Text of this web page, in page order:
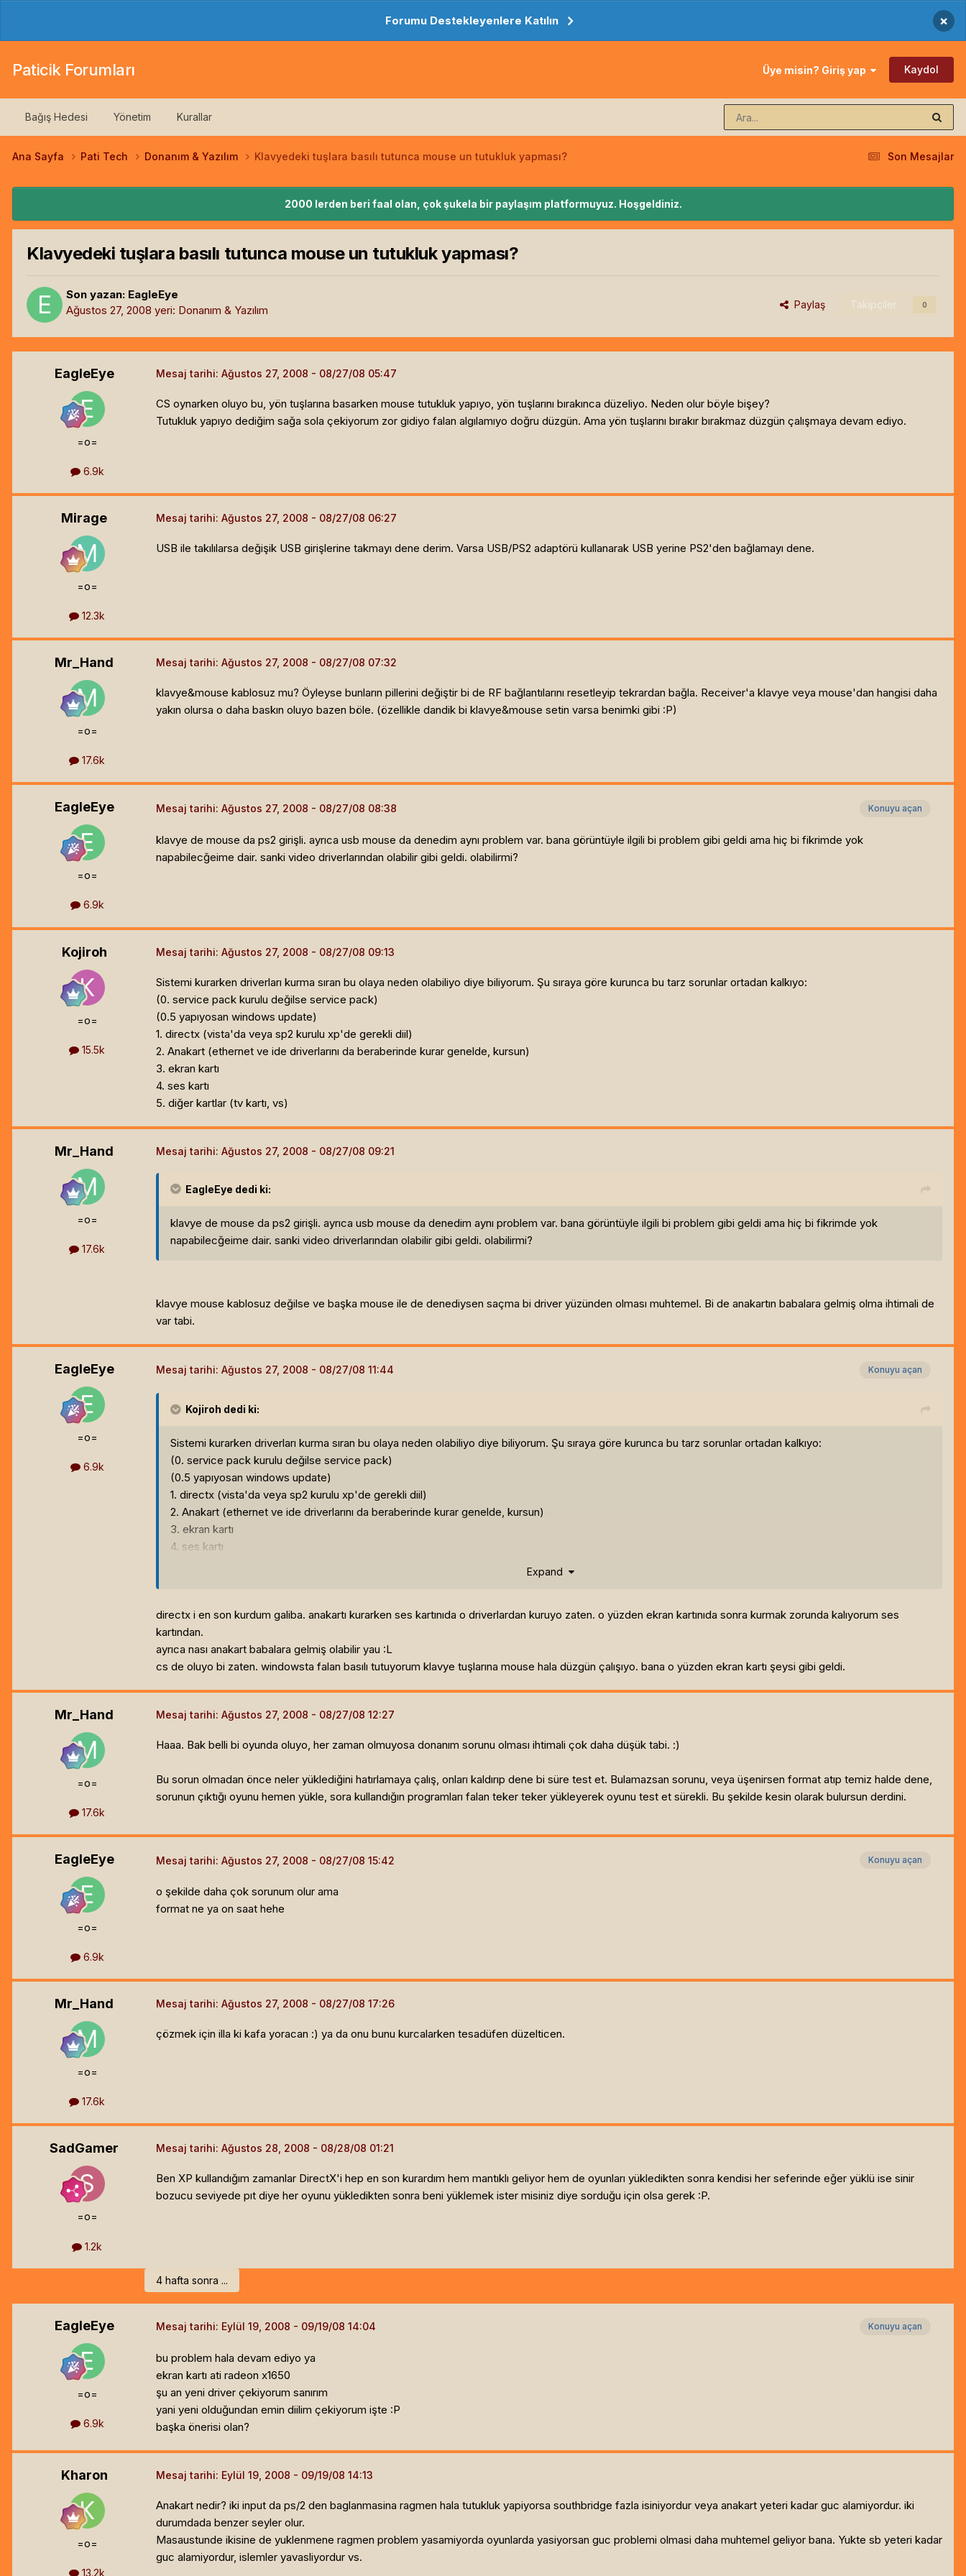
Forumu Destekleyenlere Katılın ×
Paticik Forumları Üye misin? Giriş yap Kaydol
Bağış Hedesi Yönetim Kurallar
Son Mesajlar
Ana Sayfa Pati Tech Donanım & Yazılım Klavyedeki tuşlara basılı tutunca mouse un tutukluk yapması?
2000 lerden beri faal olan, çok şukela bir paylaşım platformuyuz. Hoşgeldiniz.
Klavyedeki tuşlara basılı tutunca mouse un tutukluk yapması?
Son yazan: EagleEye
Ağustos 27, 2008 yeri: Donanım & Yazılım Paylaş Takipçiler 0
EagleEye
=o=
6.9k
Mesaj tarihi: Ağustos 27, 2008
CS oynarken oluyo bu, yön tuşlarına basarken mouse tutukluk yapıyo, yön tuşlarını bırakınca düzeliyo. Neden olur böyle bişey?
Tutukluk yapıyo dediğim sağa sola çekiyorum zor gidiyo falan algılamıyo doğru düzgün. Ama yön tuşlarını bırakır bırakmaz düzgün çalışmaya devam ediyo.
Mirage
=o=
12.3k
Mesaj tarihi: Ağustos 27, 2008
USB ile takılılarsa değişik USB girişlerine takmayı dene derim. Varsa USB/PS2 adaptörü kullanarak USB yerine PS2'den bağlamayı dene.
Mr_Hand
=o=
17.6k
Mesaj tarihi: Ağustos 27, 2008
klavye&mouse kablosuz mu? Öyleyse bunların pillerini değiştir bi de RF bağlantılarını resetleyip tekrardan bağla. Receiver'a klavye veya mouse'dan hangisi daha
yakın olursa o daha baskın oluyo bazen böle. (özellikle dandik bi klavye&mouse setin varsa benimki gibi :P)
EagleEye
=o=
6.9k
Konuyu açan
Mesaj tarihi: Ağustos 27, 2008
klavye de mouse da ps2 girişli. ayrıca usb mouse da denedim aynı problem var. bana görüntüyle ilgili bi problem gibi geldi ama hiç bi fikrimde yok
napabilecğeime dair. sanki video driverlarından olabilir gibi geldi. olabilirmi?
Kojiroh
=o=
15.5k
Mesaj tarihi: Ağustos 27, 2008
Sistemi kurarken driverları kurma sıran bu olaya neden olabiliyo diye biliyorum. Şu sıraya göre kurunca bu tarz sorunlar ortadan kalkıyo:
(0. service pack kurulu değilse service pack)
(0.5 yapıyosan windows update)
1. directx (vista'da veya sp2 kurulu xp'de gerekli diil)
2. Anakart (ethernet ve ide driverlarını da beraberinde kurar genelde, kursun)
3. ekran kartı
4. ses kartı
5. diğer kartlar (tv kartı, vs)
Mr_Hand
=o=
17.6k
Mesaj tarihi: Ağustos 27, 2008
EagleEye dedi ki:
klavye de mouse da ps2 girişli. ayrıca usb mouse da denedim aynı problem var. bana görüntüyle ilgili bi problem gibi geldi ama hiç bi fikrimde yok
napabilecğeime dair. sanki video driverlarından olabilir gibi geldi. olabilirmi?
klavye mouse kablosuz değilse ve başka mouse ile de denediysen saçma bi driver yüzünden olması muhtemel. Bi de anakartın babalara gelmiş olma ihtimali de
var tabi.
EagleEye
=o=
6.9k
Konuyu açan
Mesaj tarihi: Ağustos 27, 2008
Kojiroh dedi ki:
Sistemi kurarken driverları kurma sıran bu olaya neden olabiliyo diye biliyorum. Şu sıraya göre kurunca bu tarz sorunlar ortadan kalkıyo:
(0. service pack kurulu değilse service pack)
(0.5 yapıyosan windows update)
1. directx (vista'da veya sp2 kurulu xp'de gerekli diil)
2. Anakart (ethernet ve ide driverlarını da beraberinde kurar genelde, kursun)
3. ekran kartı
4. ses kartı
Expand
directx i en son kurdum galiba. anakartı kurarken ses kartınıda o driverlardan kuruyo zaten. o yüzden ekran kartınıda sonra kurmak zorunda kalıyorum ses
kartından.
ayrıca nası anakart babalara gelmiş olabilir yau :L
cs de oluyo bi zaten. windowsta falan basılı tutuyorum klavye tuşlarına mouse hala düzgün çalışıyo. bana o yüzden ekran kartı şeysi gibi geldi.
Mr_Hand
=o=
17.6k
Mesaj tarihi: Ağustos 27, 2008
Haaa. Bak belli bi oyunda oluyo, her zaman olmuyosa donanım sorunu olması ihtimali çok daha düşük tabi. :)
Bu sorun olmadan önce neler yüklediğini hatırlamaya çalış, onları kaldırıp dene bi süre test et. Bulamazsan sorunu, veya üşenirsen format atıp temiz halde dene,
sorunun çıktığı oyunu hemen yükle, sora kullandığın programları falan teker teker yükleyerek oyunu test et sürekli. Bu şekilde kesin olarak bulursun derdini.
EagleEye
=o=
6.9k
Konuyu açan
Mesaj tarihi: Ağustos 27, 2008
o şekilde daha çok sorunum olur ama
format ne ya on saat hehe
Mr_Hand
=o=
17.6k
Mesaj tarihi: Ağustos 27, 2008
çözmek için illa ki kafa yoracan :) ya da onu bunu kurcalarken tesadüfen düzelticen.
SadGamer
=o=
1.2k
Mesaj tarihi: Ağustos 28, 2008
Ben XP kullandığım zamanlar DirectX'i hep en son kurardım hem mantıklı geliyor hem de oyunları yükledikten sonra kendisi her seferinde eğer yüklü ise sinir
bozucu seviyede pıt diye her oyunu yükledikten sonra beni yüklemek ister misiniz diye sorduğu için olsa gerek :P.
4 hafta sonra ...
EagleEye
=o=
6.9k
Konuyu açan
Mesaj tarihi: Eylül 19, 2008
bu problem hala devam ediyo ya
ekran kartı ati radeon x1650
şu an yeni driver çekiyorum sanırım
yani yeni olduğundan emin diilim çekiyorum işte :P
başka önerisi olan?
Kharon
=o=
13.2k
Mesaj tarihi: Eylül 19, 2008
Anakart nedir? iki input da ps/2 den baglanmasina ragmen hala tutukluk yapiyorsa southbridge fazla isiniyordur veya anakart yeteri kadar guc alamiyordur. iki
durumdada benzer seyler olur.
Masaustunde ikisine de yuklenmene ragmen problem yasamiyorda oyunlarda yasiyorsan guc problemi olmasi daha muhtemel geliyor bana. Yukte sb yeteri kadar
guc alamiyordur, islemler yavasliyordur vs.